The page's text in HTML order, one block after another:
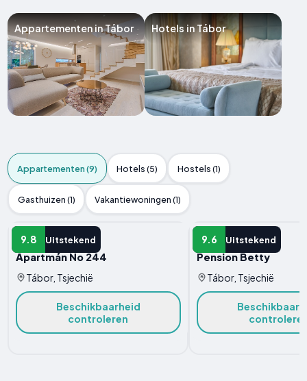
Appartementen in Tábor Hotels in Tábor
Appartementen (9) Hotels (5) Hostels (1)
Gasthuizen (1) Vakantiewoningen (1)
9.8 Uitstekend
APPARTEMENT
Apartmán No 244
Tábor, Tsjechië
Beschikbaarheid
controleren
9.6 Uitstekend
APPARTEMENT
Pension Betty
Tábor, Tsjechië